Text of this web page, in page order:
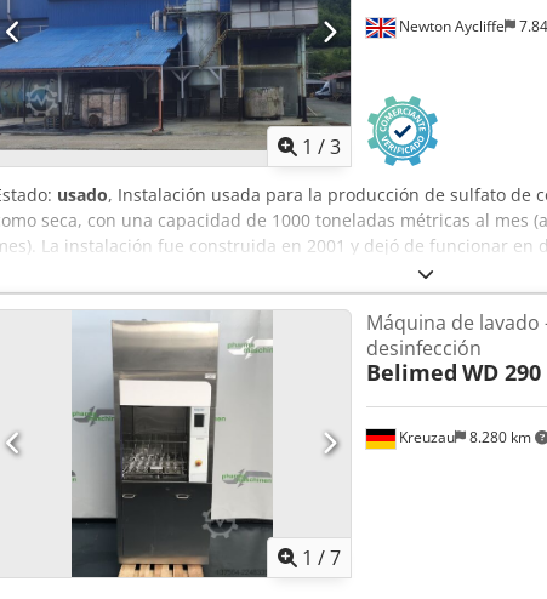
1 /3
Newton Aycliffe
usado, Instalación usada para la producción de sulfato de
seca, con una capacidad de 1000 toneladas métricas al mes
La instalación fue construida en 2001 y dejó de funcionar en
Acbeha La instalación incluye: - Equipos para la producción de
Equipos para la producción de sulfato de cobre seco para uso en
puede producir hasta 1000 toneladas diarias de cristales
seco, o una combinación de ambos productos, por ejemplo, 300
700 toneladas diarias de producto seco. El equipo incluye dos
Maffei y un secador rotatorio de Comessa Romania. Lista
1 /7
Kreuzau 8.280 km
Máquina de lavado
desinfección
Belimed WD 290